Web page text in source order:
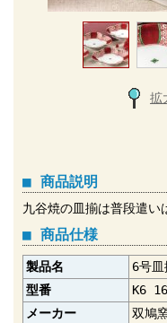
拡
■ 商品説明
九谷焼の皿揃は普段遣い
■ 商品仕様
製品名
6号
型番
K6
メーカー
双鳩